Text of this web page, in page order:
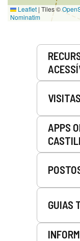
Leaflet | Tiles ©
Nominatim
APPS
GUIAS